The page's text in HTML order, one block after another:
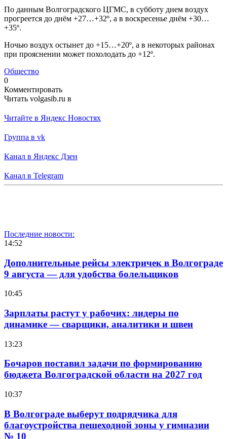
По данным Волгоградского ЦГМС, в субботу днем воздух
прогреется до днём +27…+32º, а в воскресенье днём +30…
+35º.
Ночью воздух остынет до +15…+20º, а в некоторых районах
при прояснении может похолодать до +12º.
Общество
0
Комментировать
Читать volgasib.ru в
Читайте в Яндекс Новостях
Группа в vk
Канал в Яндекс Дзен
Канал в Telegram
Последние новости:
14:52
Дополнительные рейсы электричек в Волгограде
9 августа — для удобства болельщиков
10:45
Зарплаты растут у рабочих: лидеры по
динамике — сварщики, аналитики и швеи
13:23
Бочаров поставил задачи по формированию
бюджета Волгоградской области на 2027 год
10:37
В Волгограде выберут подрядчика для
благоустройства пешеходной зоны у гимназии
№ 10